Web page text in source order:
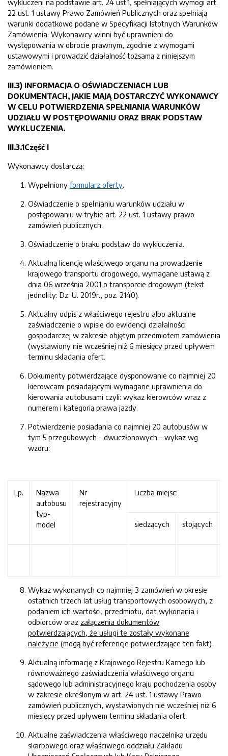
wykluczeni na podstawie art. 24 ust.1, spełniających wymogi art.
22 ust. 1 ustawy Prawo Zamówień Publicznych oraz spełniają
warunki dodatkowo podane w Specyfikacji Istotnych Warunków
Zamówienia. Wykonawcy winni być uprawnieni do
występowania w obrocie prawnym, zgodnie z wymogami
ustawowymi i prowadzić działalność tożsamą z niniejszym
zamówieniem.
III.3) INFORMACJA O OŚWIADCZENIACH LUB
DOKUMENTACH, JAKIE MAJĄ DOSTARCZYĆ WYKONAWCY
W CELU POTWIERDZENIA SPEŁNIANIA WARUNKÓW
UDZIAŁU W POSTĘPOWANIU ORAZ BRAK PODSTAW
WYKLUCZENIA.
III.3.1Część I
Wykonawcy dostarczą:
Wypełniony formularz oferty.
Oświadczenie o spełnianiu warunków udziału w
postępowaniu w trybie art. 22 ust. 1 ustawy prawo
zamówień publicznych.
Oświadczenie o braku podstaw do wykluczenia.
Aktualną licencję właściwego organu na prowadzenie
krajowego transportu drogowego, wymagane ustawą z
dnia 06 września 2001 o transporcie drogowym (tekst
jednolity: Dz. U. 2019r., poz. 2140).
Aktualny odpis z właściwego rejestru albo aktualne
zaświadczenie o wpisie do ewidencji działalności
gospodarczej w zakresie objętym przedmiotem zamówienia
(wystawiony nie wcześniej niż 6 miesięcy przed upływem
terminu składania ofert.
Dokumenty potwierdzające dysponowanie co najmniej 20
kierowcami posiadającymi wymagane uprawnienia do
kierowania autobusami czyli: wykaz kierowców wraz z
numerem i kategorią prawa jazdy.
Potwierdzenie posiadania co najmniej 20 autobusów w
tym 5 przegubowych - dwuczłonowych – wykaz wg
wzoru:
Lp.
Nazwa
autobusu
typ-
model
Nr
rejestracyjny
Liczba miejsc:
siedzących stojących
Wykaz wykonanych co najmniej 3 zamówień w okresie
ostatnich trzech lat usług transportowych osobowych, z
podaniem ich wartości, przedmiotu, dat wykonania i
odbiorców oraz załączenia dokumentów
potwierdzających, że usługi te zostały wykonane
należycie (mogą być referencje potwierdzające ten fakt).
Aktualną informację z Krajowego Rejestru Karnego lub
równoważnego zaświadczenia właściwego organu
sądowego lub administracyjnego kraju pochodzenia osoby
w zakresie określonym w art. 24 ust. 1 ustawy Prawo
zamówień publicznych, wystawionych nie wcześniej niż 6
miesięcy przed upływem terminu składania ofert.
Aktualne zaświadczenia właściwego naczelnika urzędu
skarbowego oraz właściwego oddziału Zakładu